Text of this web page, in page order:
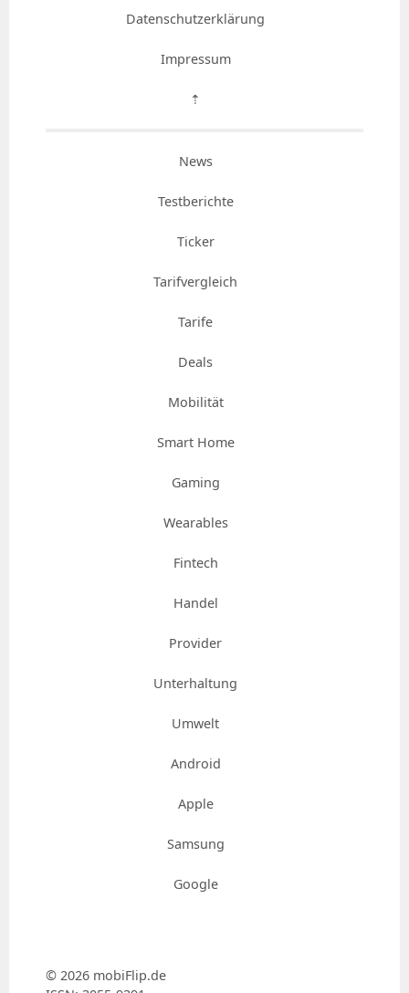
Datenschutzerklärung
Impressum
⇡
News
Testberichte
Ticker
Tarifvergleich
Tarife
Deals
Mobilität
Smart Home
Gaming
Wearables
Fintech
Handel
Provider
Unterhaltung
Umwelt
Android
Apple
Samsung
Google
© 2026 mobiFlip.de